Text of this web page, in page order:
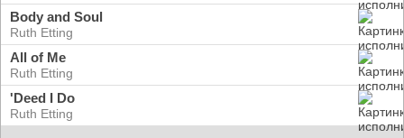
Body and Soul
Ruth Etting
All of Me
Ruth Etting
'Deed I Do
Ruth Etting